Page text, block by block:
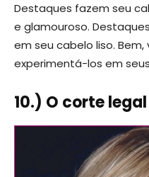
Destaques fazem seu
e glamouroso.
em seu cabelo liso.
experimentá-los em
10.) O corte